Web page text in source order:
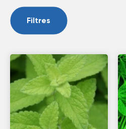
Filtres